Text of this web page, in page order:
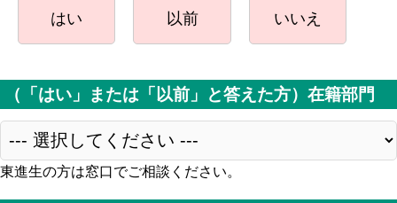
はい 以前 いいえ
（「はい」または「以前」と答えた方）在籍部門
東進生の方は窓口でご相談ください。